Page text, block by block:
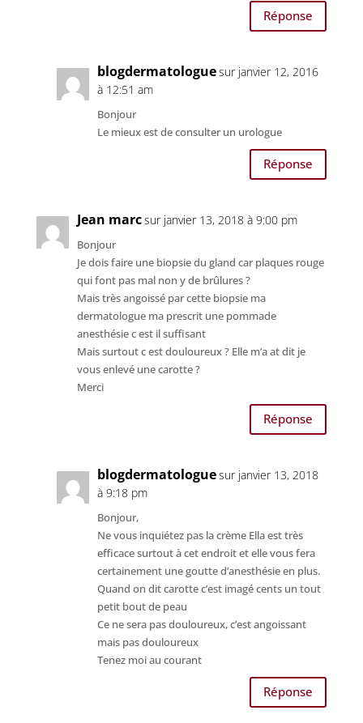
Réponse
blogdermatologuesur janvier 12, 2016
à 12:51 am
Bonjour
Le mieux est de consulter un urologue
Réponse
Jean marcsur janvier 13, 2018 à 9:00 pm
Bonjour
Je dois faire une biopsie du gland car plaques rouge
qui font pas mal non y de brûlures ?
Mais très angoissé par cette biopsie ma
dermatologue ma prescrit une pommade
anesthésie c est il suffisant
Mais surtout c est douloureux ? Elle m’a at dit je
vous enlevé une carotte ?
Merci
Réponse
blogdermatologuesur janvier 13, 2018
à 9:18 pm
Bonjour,
Ne vous inquiétez pas la crème Ella est très
efficace surtout à cet endroit et elle vous fera
certainement une goutte d’anesthésie en plus.
Quand on dit carotte c’est imagé cents un tout
petit bout de peau
Ce ne sera pas douloureux, c’est angoissant
mais pas douloureux
Tenez moi au courant
Réponse